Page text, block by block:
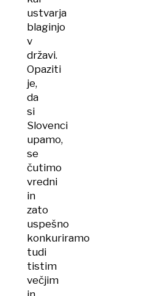
ustvarja
blaginjo
v
državi.
Opaziti
je,
da
si
Slovenci
upamo,
se
čutimo
vredni
in
zato
uspešno
konkuriramo
tudi
tistim
večjim